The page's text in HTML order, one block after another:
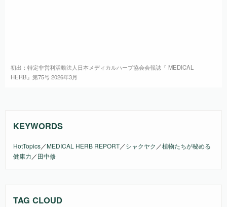
初出：特定非営利活動法人日本メディカルハーブ協会会報誌『 MEDICAL
HERB』第75号 2026年3月
KEYWORDS
HotTopics／MEDICAL HERB REPORT／シャクヤク ／植物たちが秘める
健康力 ／田中修
TAG CLOUD